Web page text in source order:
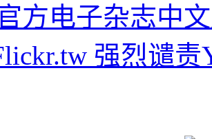
方电子杂志中
强烈谴责